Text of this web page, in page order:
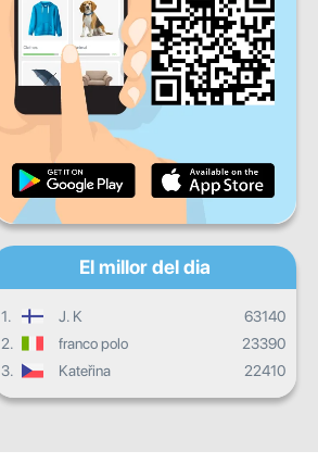
Progrés diari
Progrés mensual
Progrés general
El millor del dia
1. J. K
63140
2.
franco polo
23390
3.
Kateřina 22410